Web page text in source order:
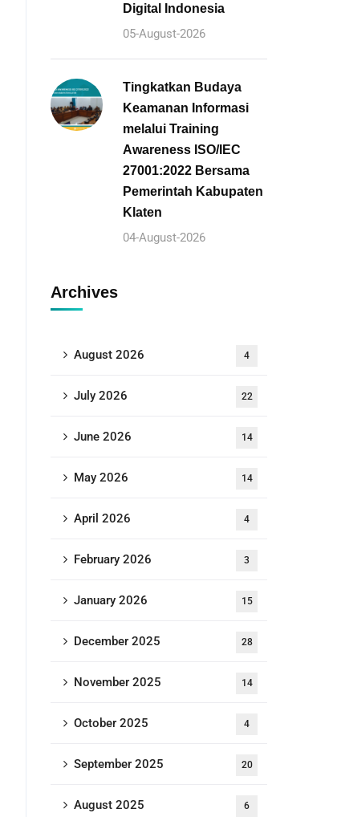
Digital Indonesia
05-August-2026
Tingkatkan Budaya
Keamanan Informasi
melalui Training
Awareness ISO/IEC
27001:2022 Bersama
Pemerintah Kabupaten
Klaten
04-August-2026
Archives
August 2026 4
July 2026 22
June 2026 14
May 2026 14
April 2026 4
February 2026 3
January 2026 15
December 2025 28
November 2025 14
October 2025 4
September 2025 20
August 2025 6